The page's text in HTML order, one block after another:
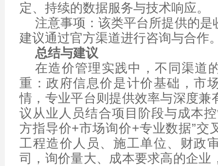
定、持续的数据服务与技术响应。
注意事项：该类平台所提供的是
建议通过官方渠道进行咨询与合作
总结与建议
在造价管理实践中，不同渠道
重：政府信息价是计价基础，市
情，专业平台则提供效率与深度兼
议从业人员结合项目阶段与成本
方指导价+市场询价+专业数据”交
工程造价人员、施工单位、财政
司，询价量大、成本要求高的企业